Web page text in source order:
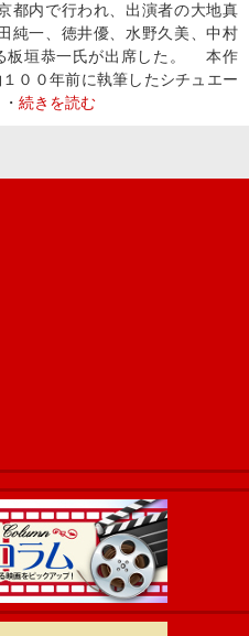
都内で行われ、出演者の大地真
純一、徳井優、水野久美、中村
板垣恭一氏が出席した。 本作
００年前に執筆したシチュエー
続きを読む